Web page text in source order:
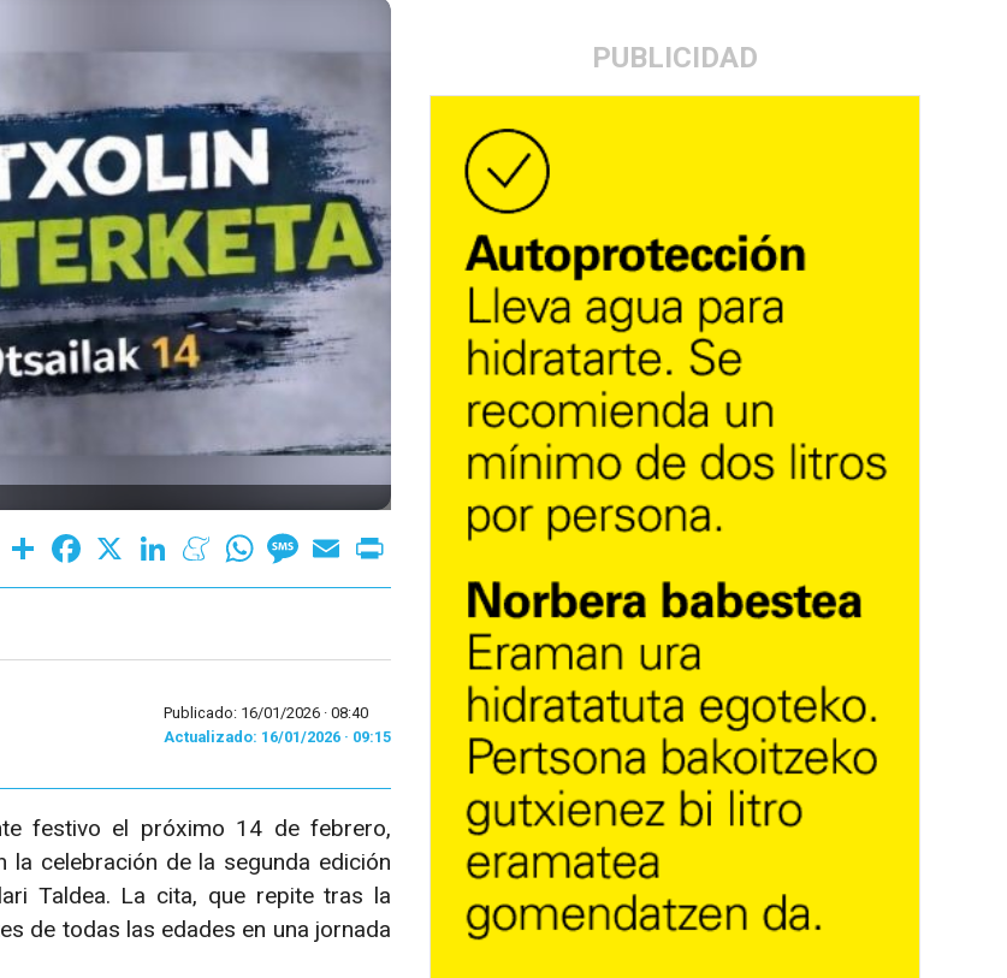
PUBLICIDAD
Share Facebook LinkedInMeneameWhatsAppMessage
Email
Publicado: 16/01/2026 · 08:40
Actualizado: 16/01/2026 · 09:15
festivo el próximo 14 de febrero,
la celebración de la segunda edición
Taldea. La cita, que repite tras la
de todas las edades en una jornada